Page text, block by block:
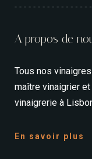
A propos de
Tous nos
maître vinaigrier
vinaigrerie à
En savoir plus